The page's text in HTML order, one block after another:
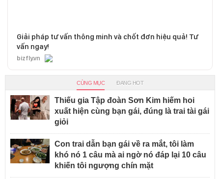
Giải pháp tư vấn thông minh và chốt đơn hiệu quả! Tư
vấn ngay!
bizfly.vn
CÙNG MỤC ĐANG HOT
Thiếu gia Tập đoàn Sơn Kim hiếm hoi
xuất hiện cùng bạn gái, đúng là trai tài gái
giỏi
Con trai dẫn bạn gái về ra mắt, tôi làm
khó nó 1 câu mà ai ngờ nó đáp lại 10 câu
khiến tôi ngượng chín mặt